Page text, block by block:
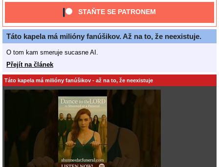
STAŇTE SE PATRONEM
Táto kapela má milióny fanúšikov. Až na to, že neexistuje.
O tom kam smeruje sucasne AI.
Přejít na článek
Táto kapela má milióny fanúšikov - až na to, že neexistuje